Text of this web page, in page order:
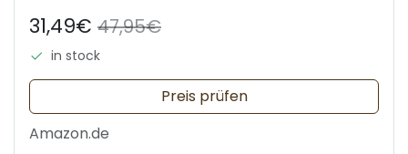
31,49€ 47,95€
in stock
Preis prüfen
Amazon.de